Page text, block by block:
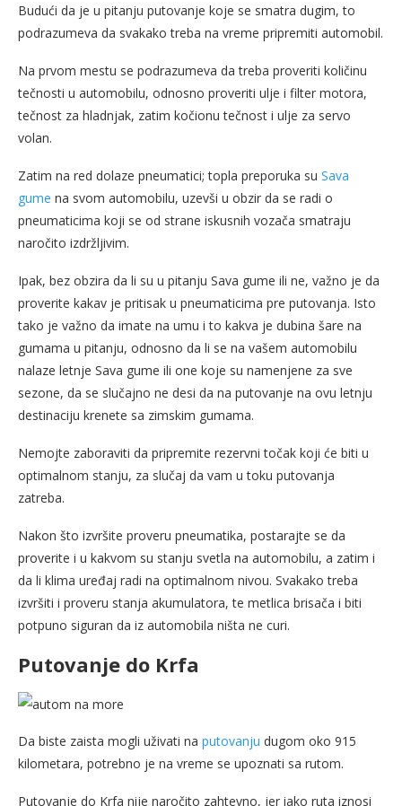
Budući da je u pitanju putovanje koje se smatra dugim, to
podrazumeva da svakako treba na vreme pripremiti automobil.
Na prvom mestu se podrazumeva da treba proveriti količinu
tečnosti u automobilu, odnosno proveriti ulje i filter motora,
tečnost za hladnjak, zatim kočionu tečnost i ulje za servo
volan.
Zatim na red dolaze pneumatici; topla preporuka su Sava
gume na svom automobilu, uzevši u obzir da se radi o
pneumaticima koji se od strane iskusnih vozača smatraju
naročito izdržljivim.
Ipak, bez obzira da li su u pitanju Sava gume ili ne, važno je da
proverite kakav je pritisak u pneumaticima pre putovanja. Isto
tako je važno da imate na umu i to kakva je dubina šare na
gumama u pitanju, odnosno da li se na vašem automobilu
nalaze letnje Sava gume ili one koje su namenjene za sve
sezone, da se slučajno ne desi da na putovanje na ovu letnju
destinaciju krenete sa zimskim gumama.
Nemojte zaboraviti da pripremite rezervni točak koji će biti u
optimalnom stanju, za slučaj da vam u toku putovanja
zatreba.
Nakon što izvršite proveru pneumatika, postarajte se da
proverite i u kakvom su stanju svetla na automobilu, a zatim i
da li klima uređaj radi na optimalnom nivou. Svakako treba
izvršiti i proveru stanja akumulatora, te metlica brisača i biti
potpuno siguran da iz automobila ništa ne curi.
Putovanje do Krfa
Da biste zaista mogli uživati na putovanju dugom oko 915
kilometara, potrebno je na vreme se upoznati sa rutom.
Putovanje do Krfa nije naročito zahtevno, jer iako ruta iznosi